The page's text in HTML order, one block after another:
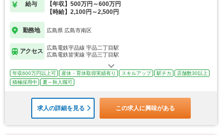
給与
【年収】500万円～600万円
【時給】2,100円～2,500円
勤務地 広島県 広島市南区
アクセス
広島電鉄宇品線 宇品二丁目駅
広島電鉄皆実線 宇品三丁目駅
年収600万円以上可 産休・育休取得実績有り スキルアップ 駅チカ
店舗数30以上
積極採用中
夏～秋入職可
求人の詳細を見る この求人に興味がある